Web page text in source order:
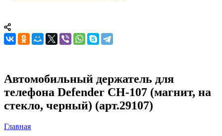
Автомобильный держатель для
телефона Defender CH-107 (магнит, на
стекло, черный) (арт.29107)
Главная